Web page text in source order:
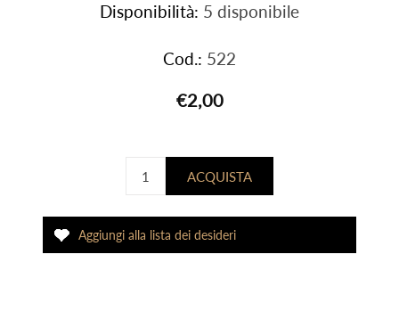
Disponibilità: 5 disponibile
Cod.: 522
€2,00